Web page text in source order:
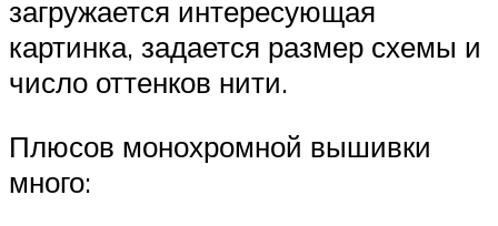
загружается интересующая
картинка, задается размер схемы и
число оттенков нити.
Плюсов монохромной вышивки
много: